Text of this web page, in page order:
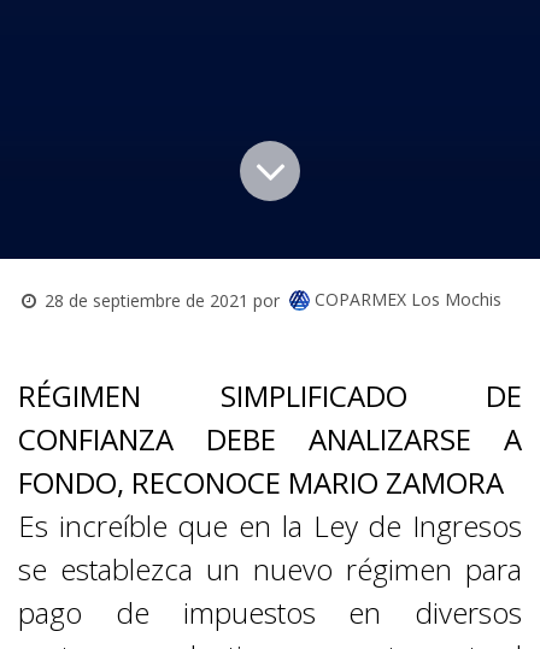
28 de septiembre de 2021 por COPARMEX Los Mochis
RÉGIMEN SIMPLIFICADO DE
CONFIANZA DEBE ANALIZARSE A
FONDO, RECONOCE MARIO ZAMORA
Es increíble que en la Ley de Ingresos
se establezca un nuevo régimen para
pago de impuestos en diversos